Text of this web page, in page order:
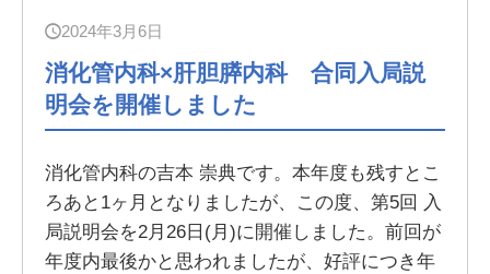
2024年3月6日
消化管内科×肝胆膵内科 合同入局説
明会を開催しました
消化管内科の吉本 崇典です。本年度も残すとこ
ろあと1ヶ月となりましたが、この度、第5回 入
局説明会を2月26日(月)に開催しました。前回が
年度内最後かと思われましたが、好評につき年